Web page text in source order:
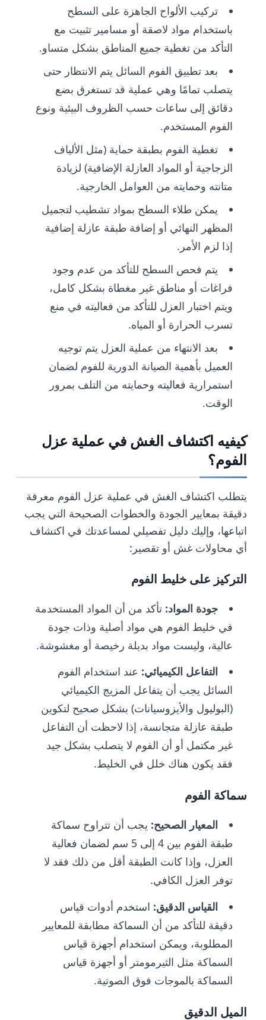
تركيب الألواح الجاهزة على السطح
باستخدام مواد لاصقة أو مسامير تثبيت مع
التأكد من تغطية جميع المناطق بشكل متساو.
بعد تطبيق الفوم السائل يتم الانتظار حتى
يتصلب تمامًا وهي عملية قد تستغرق بضع
دقائق إلى ساعات حسب الظروف البيئية ونوع
الفوم المستخدم.
تغطية الفوم بطبقة حماية (مثل الألياف
الزجاجية أو المواد العازلة الإضافية) لزيادة
متانته وحمايته من العوامل الخارجية.
يمكن طلاء السطح بمواد تشطيب لتجميل
المظهر النهائي أو إضافة طبقة عازلة إضافية
إذا لزم الأمر.
يتم فحص السطح للتأكد من عدم وجود
فراغات أو مناطق غير مغطاة بشكل كامل،
ويتم اختبار العزل للتأكد من فعاليته في منع
تسرب الحرارة أو المياه.
بعد الانتهاء من عملية العزل يتم توجيه
العميل بأهمية الصيانة الدورية للفوم لضمان
استمرارية فعاليته وحمايته من التلف بمرور
الوقت.
كيفيه اكتشاف الغش في عملية عزل
الفوم؟
يتطلب اكتشاف الغش في عملية عزل الفوم معرفة
دقيقة بمعايير الجودة والخطوات الصحيحة التي يجب
اتباعها، وإليك دليل تفصيلي لمساعدتك في اكتشاف
أي محاولات غش أو تقصير:
التركيز على خليط الفوم
جودة المواد: تأكد من أن المواد المستخدمة
في خليط الفوم هي مواد أصلية وذات جودة
عالية، وليست مواد بديلة رخيصة أو مغشوشة.
التفاعل الكيميائي: عند استخدام الفوم
السائل يجب أن يتفاعل المزيج الكيميائي
(البوليول والأيزوسيانات) بشكل صحيح لتكوين
طبقة عازلة متجانسة، إذا لاحظت أن التفاعل
غير مكتمل أو أن الفوم لا يتصلب بشكل جيد
فقد يكون هناك خلل في الخليط.
سماكة الفوم
المعيار الصحيح: يجب أن تتراوح سماكة
طبقة الفوم بين 4 إلى 5 سم لضمان فعالية
العزل، وإذا كانت الطبقة أقل من ذلك فقد لا
توفر العزل الكافي.
القياس الدقيق: استخدم أدوات قياس
دقيقة للتأكد من أن السماكة مطابقة للمعايير
المطلوبة، ويمكن استخدام أجهزة قياس
السماكة مثل الثيرمومتر أو أجهزة قياس
السماكة بالموجات فوق الصوتية.
الميل الدقيق